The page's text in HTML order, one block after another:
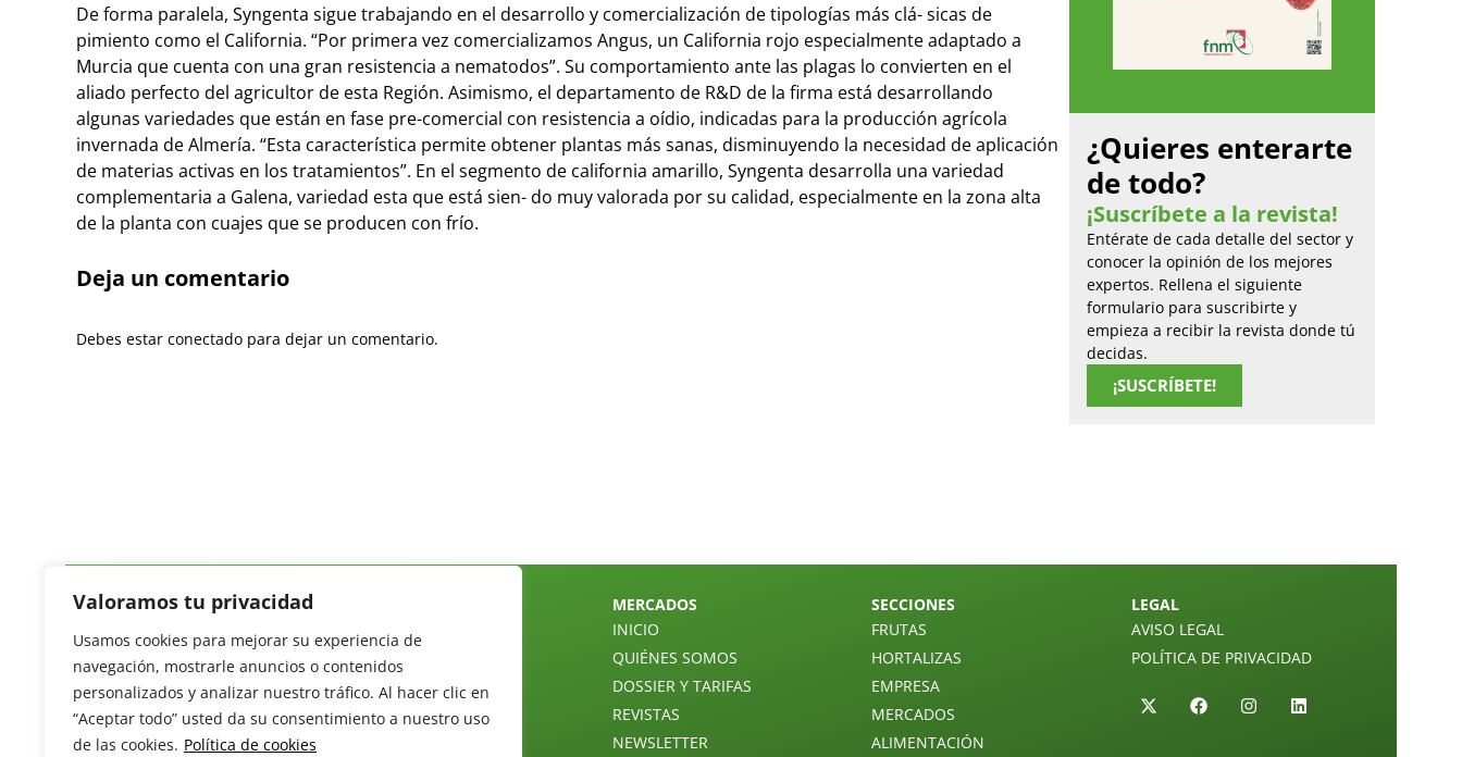
Valoramos tu privacidad
Usamos cookies para mejorar su experiencia de
navegación, mostrarle anuncios o contenidos
personalizados y analizar nuestro tráfico. Al hacer clic en
“Aceptar todo” usted da su consentimiento a nuestro uso
de las cookies. Política de cookies
De forma paralela, Syngenta sigue trabajando en el desarrollo y comercialización de tipologías más clá- sicas de
pimiento como el California. “Por primera vez comercializamos Angus, un California rojo especialmente adaptado a
Murcia que cuenta con una gran resistencia a nematodos”. Su comportamiento ante las plagas lo convierten en el
aliado perfecto del agricultor de esta Región. Asimismo, el departamento de R&D de la firma está desarrollando
algunas variedades que están en fase pre-comercial con resistencia a oídio, indicadas para la producción agrícola
invernada de Almería. “Esta característica permite obtener plantas más sanas, disminuyendo la necesidad de aplicación
de materias activas en los tratamientos”. En el segmento de california amarillo, Syngenta desarrolla una variedad
complementaria a Galena, variedad esta que está sien- do muy valorada por su calidad, especialmente en la zona alta
de la planta con cuajes que se producen con frío.
Deja un comentario
Debes estar conectado para dejar un comentario.
¿Quieres enterarte
de todo?
¡Suscríbete a la revista!
Entérate de cada detalle del sector y
conocer la opinión de los mejores
expertos. Rellena el siguiente
formulario para suscribirte y
empieza a recibir la revista donde tú
decidas.
¡SUSCRÍBETE!
Revista del Sector Hortofrutícola
C/ Presidente Cárdenas nº 10.
41013 Sevilla. ESPAÑA
Tel: (+34) 954 25 88 51
MERCADOS
INICIO
QUIÉNES SOMOS
DOSSIER Y TARIFAS
REVISTAS
NEWSLETTER
SECCIONES
FRUTAS
HORTALIZAS
EMPRESA
MERCADOS
ALIMENTACIÓN
LEGAL
AVISO LEGAL
POLÍTICA DE PRIVACIDAD